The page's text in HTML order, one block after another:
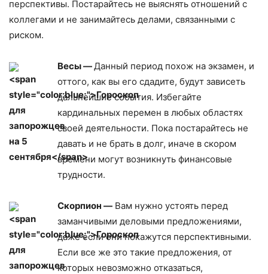
перспективы. Постарайтесь не выяснять отношений с
коллегами и не занимайтесь делами, связанными с
риском.
Весы —Данный период похож на экзамен, и
оттого, как вы его сдадите, будут зависеть
дальнейшие события. Избегайте
кардинальных перемен в любых областях
своей деятельности. Пока постарайтесь не
давать и не брать в долг, иначе в скором
времени могут возникнуть финансовые
трудности.
Скорпион — Вам нужно устоять перед
заманчивыми деловыми предложениями,
даже если они покажутся перспективными.
Если все же это такие предложения, от
которых невозможно отказаться,